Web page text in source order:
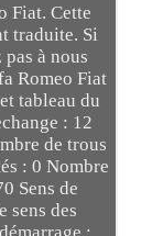
Fiat. Cette
traduite. Si
à nous
Romeo Fiat
tableau du
: 12
de trous
: 0 Nombre
Sens de
sens des